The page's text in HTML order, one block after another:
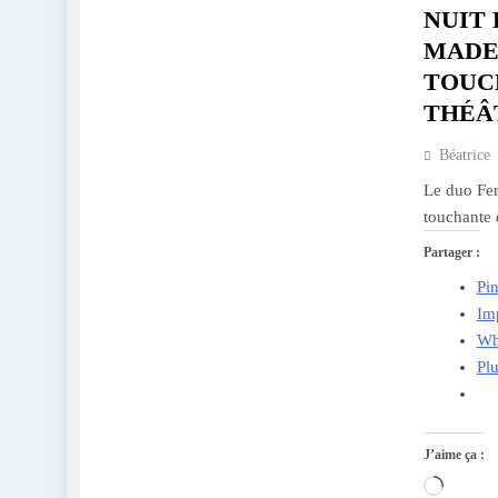
NUIT
Béatrice
Le duo
touchante
Partager :
J’aime ça :